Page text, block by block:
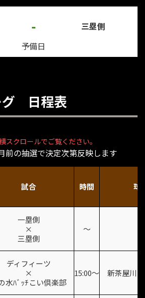
-
三塁側
予備日
グ 日程表
の抽選で決定次第反映します
試合 時間 球
一塁側
×
三塁側
〜
ディフィーツ
×
水ﾊﾞｯﾁこい倶楽部
15:00〜 新茶屋川